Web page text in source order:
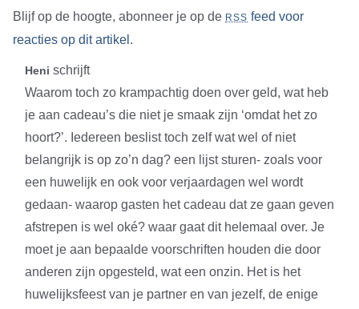
Blijf op de hoogte, abonneer je op de RSS feed voor
reacties op dit artikel .
Heni schrijft
Waarom toch zo krampachtig doen over geld, wat heb
je aan cadeau’s die niet je smaak zijn ‘omdat het zo
hoort?’. Iedereen beslist toch zelf wat wel of niet
belangrijk is op zo’n dag? een lijst sturen- zoals voor
een huwelijk en ook voor verjaardagen wel wordt
gedaan- waarop gasten het cadeau dat ze gaan geven
afstrepen is wel oké? waar gaat dit helemaal over. Je
moet je aan bepaalde voorschriften houden die door
anderen zijn opgesteld, wat een onzin. Het is het
huwelijksfeest van je partner en van jezelf, de enige